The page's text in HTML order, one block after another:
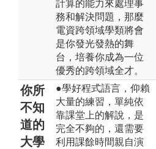
計算的能力來處理事
務和解決問題，那麼
電資跨領域學類將會
是你發光發熱的舞
台，培養你成為一位
優秀的跨領域全才。
你所
不知
道的
大學
●學好程式語言，仰賴
大量的練習，單純依
靠課堂上的解說，是
完全不夠的，還需要
利用課餘時間親自演